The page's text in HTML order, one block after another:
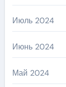
Июль 2024
Июнь 2024
Май 2024